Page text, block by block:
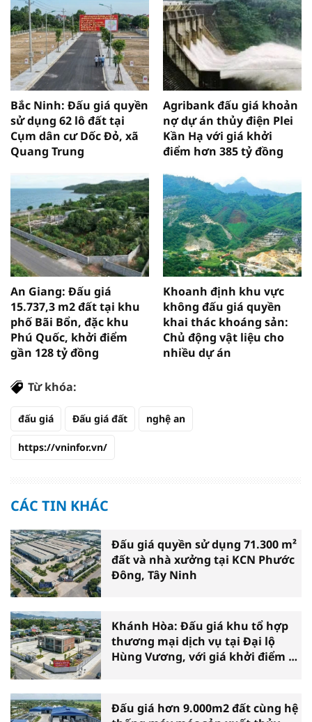
Bắc Ninh: Đấu giá quyền
sử dụng 62 lô đất tại
Cụm dân cư Dốc Đỏ, xã
Quang Trung
Agribank đấu giá khoản
nợ dự án thủy điện Plei
Kần Hạ với giá khởi
điểm hơn 385 tỷ đồng
An Giang: Đấu giá
15.737,3 m2 đất tại khu
phố Bãi Bổn, đặc khu
Phú Quốc, khởi điểm
gần 128 tỷ đồng
Khoanh định khu vực
không đấu giá quyền
khai thác khoáng sản:
Chủ động vật liệu cho
nhiều dự án
Từ khóa:
đấu giá Đấu giá đất nghệ an
https://vninfor.vn/
CÁC TIN KHÁC
Đấu giá quyền sử dụng 71.300 m²
đất và nhà xưởng tại KCN Phước
Đông, Tây Ninh
Khánh Hòa: Đấu giá khu tổ hợp
thương mại dịch vụ tại Đại lộ
Hùng Vương, với giá khởi điểm 39
Đấu giá hơn 9.000m2 đất cùng hệ